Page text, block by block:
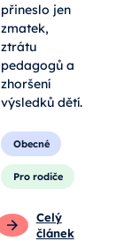
přineslo jen
zmatek,
ztrátu
pedagogů a
zhoršení
výsledků dětí.
Obecné
Pro rodiče
Celý
článek